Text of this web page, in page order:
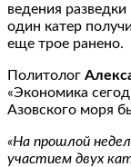
ведения
один катер
еще трое ранено.
Политолог
«Экономика
Азовского моря
«На прошлой
участием двух